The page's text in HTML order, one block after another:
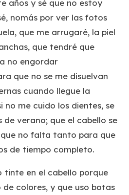
años y sé que no estoy
nomás por ver las fotos
que me arrugaré, la piel
que tendré que
no engordar
que no se me disuelvan
cuando llegue la
no me cuido los dientes, se
verano; que el cabello se
no falta tanto para que
de tiempo completo.
tinte en el cabello porque
colores, y que uso botas